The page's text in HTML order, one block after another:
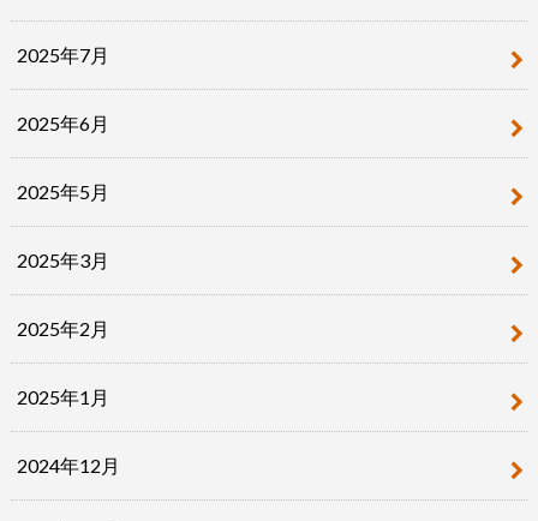
2025年7月
2025年6月
2025年5月
2025年3月
2025年2月
2025年1月
2024年12月